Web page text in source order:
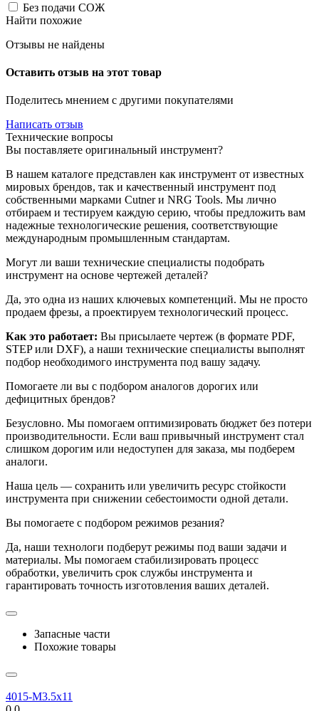
Без подачи СОЖ
Найти похожие
Отзывы не найдены
Оставить отзыв на этот товар
Поделитесь мнением с другими покупателями
Написать отзыв
Технические вопросы
Вы поставляете оригинальный инструмент?
В нашем каталоге представлен как инструмент от известных
мировых брендов, так и качественный инструмент под
собственными марками Cutner и NRG Tools. Мы лично
отбираем и тестируем каждую серию, чтобы предложить вам
надежные технологические решения, соответствующие
международным промышленным стандартам.
Могут ли ваши технические специалисты подобрать
инструмент на основе чертежей деталей?
Да, это одна из наших ключевых компетенций. Мы не просто
продаем фрезы, а проектируем технологический процесс.
Как это работает: Вы присылаете чертеж (в формате PDF,
STEP или DXF), а наши технические специалисты выполнят
подбор необходимого инструмента под вашу задачу.
Помогаете ли вы с подбором аналогов дорогих или
дефицитных брендов?
Безусловно. Мы помогаем оптимизировать бюджет без потери
производительности. Если ваш привычный инструмент стал
слишком дорогим или недоступен для заказа, мы подберем
аналоги.
Наша цель — сохранить или увеличить ресурс стойкости
инструмента при снижении себестоимости одной детали.
Вы помогаете с подбором режимов резания?
Да, наши технологи подберут режимы под ваши задачи и
материалы. Мы помогаем стабилизировать процесс
обработки, увеличить срок службы инструмента и
гарантировать точность изготовления ваших деталей.
Запасные части
Похожие товары
4015-M3.5x11